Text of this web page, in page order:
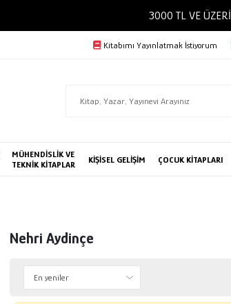
3000 TL VE
Kitabımı Yayınlatmak İstiyorum
MÜHENDİSLİK VE
TEKNİK KİTAPLAR
KİŞİSEL GELİŞİM ÇOCUK KİTAPLARI
Nehri Aydinçe